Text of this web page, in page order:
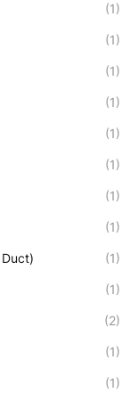
(1)
(1)
(1)
(1)
(1)
(1)
(1)
(1)
(1)
(1)
(2)
(1)
(1)